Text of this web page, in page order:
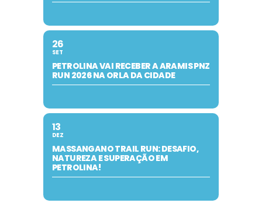
26
SET
PETROLINA VAI RECEBER A ARAMIS PNZ
RUN 2026 NA ORLA DA CIDADE
13
DEZ
MASSANGANO TRAIL RUN: DESAFIO,
NATUREZA E SUPERAÇÃO EM
PETROLINA!